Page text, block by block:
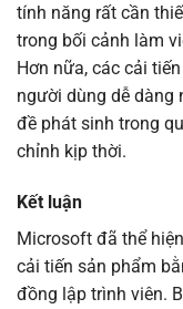
tính năng rất cần
trong bối cảnh làm
Hơn nữa, các cải
người dùng dễ dàng
đề phát sinh trong
chỉnh kịp thời.
Kết luận
Microsoft đã thể
cải tiến sản phẩm
đồng lập trình viên.